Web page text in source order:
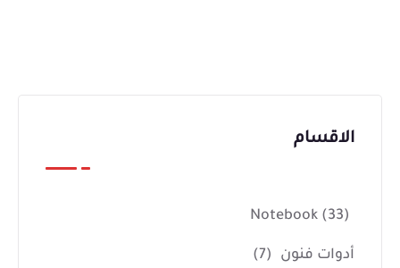
الاقسام
Notebook (33)
أدوات فنون (7)